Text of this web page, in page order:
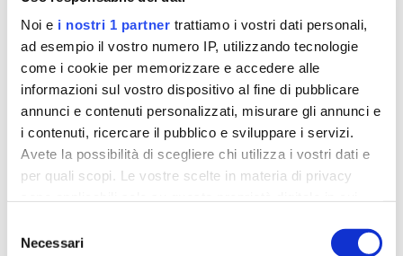
Noi e i nostri 1 partner trattiamo i vostri dati personali,
ad esempio il vostro numero IP, utilizzando tecnologie
come i cookie per memorizzare e accedere alle
informazioni sul vostro dispositivo al fine di pubblicare
annunci e contenuti personalizzati, misurare gli annunci e
i contenuti, ricercare il pubblico e sviluppare i servizi.
Avete la possibilità di scegliere chi utilizza i vostri dati e
per quali scopi. Le vostre scelte in materia di privacy
revocare il proprio consenso in qualsiasi momento dalla
delNecessari
Roubaix.